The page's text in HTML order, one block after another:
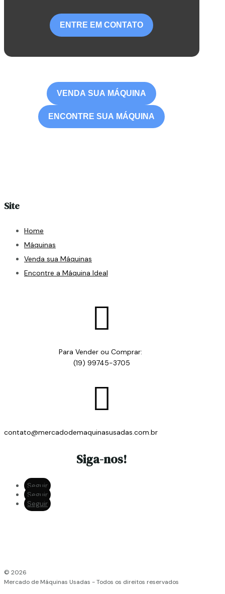
ENTRE EM CONTATO
VENDA SUA MÁQUINA
ENCONTRE SUA MÁQUINA
Site
Home
Máquinas
Venda sua Máquinas
Encontre a Máquina Ideal

Para Vender ou Comprar:
(19) 99745-3705

contato@mercadodemaquinasusadas.com.br
Siga-nos!
Seguir
Seguir
Seguir
© 2026
Mercado de Máquinas Usadas - Todos os direitos reservados